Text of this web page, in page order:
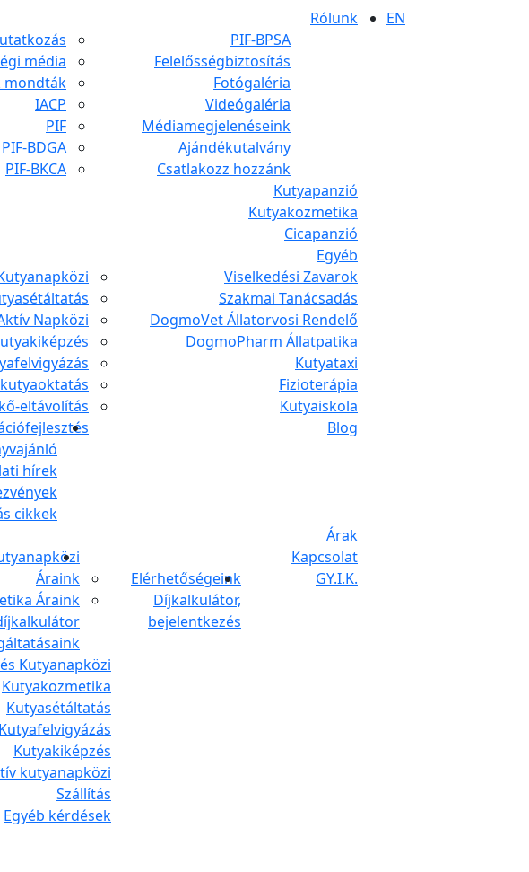
EN
Rólunk
média
mondták
IACP
PIF
PIF-BDGA
PIF-BKCA
PIF-BPSA
Felelősségbiztosítás
Fotógaléria
Videógaléria
Médiamegjelenéseink
Ajándékutalvány
Csatlakozz hozzánk
Kutyapanzió
Kutyakozmetika
Cicapanzió
Egyéb
Napközi
eltávolítás
Viselkedési Zavarok
Szakmai Tanácsadás
DogmoVet Állatorvosi Rendelő
DogmoPharm Állatpatika
Kutyataxi
Fizioterápia
Kutyaiskola
Blog
hírek
cikkek
Árak
Áraink
Áraink
Kapcsolat
Elérhetőségeink
Díjkalkulátor,
bejelentkezés
GY.I.K.
Kutyanapközi
Kutyakozmetika
Kutyasétáltatás
Kutyafelvigyázás
Kutyakiképzés
kutyanapközi
Szállítás
Egyéb kérdések